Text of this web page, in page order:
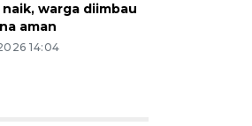
warga diimbau
aman
14:04